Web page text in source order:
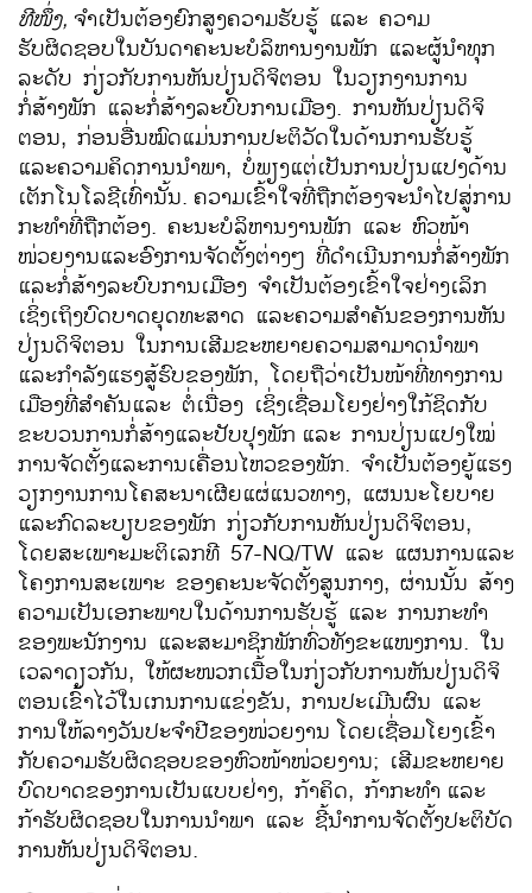
ທີໜຶ່ງ, ຈຳເປັນຕ້ອງຍົກສູງຄວາມຮັບຮູ້ ແລະ ຄວາມ
ຮັບຜິດຊອບໃນບັນດາຄະນະບໍລິຫານງານພັກ ແລະຜູ້ນຳທຸກ
ລະດັບ ກ່ຽວກັບການຫັນປ່ຽນດິຈິຕອນ ໃນວຽກງານການ
ກໍ່ສ້າງພັກ ແລະກໍ່ສ້າງລະບົບການເມືອງ. ການຫັນປ່ຽນດິຈິ
ຕອນ, ກ່ອນອື່ນໝົດແມ່ນການປະຕິວັດໃນດ້ານການຮັບຮູ້
ແລະຄວາມຄິດການນຳພາ, ບໍ່ພຽງແຕ່ເປັນການປ່ຽນແປງດ້ານ
ເຕັກໂນໂລຊີເທົ່ານັ້ນ. ຄວາມເຂົ້າໃຈທີ່ຖືກຕ້ອງຈະນຳໄປສູ່ການ
ກະທຳທີ່ຖືກຕ້ອງ. ຄະນະບໍລິຫານງານພັກ ແລະ ຫົວໜ້າ
ໜ່ວຍງານແລະອົງການຈັດຕັ້ງຕ່າງໆ ທີ່ດຳເນີນການກໍ່ສ້າງພັກ
ແລະກໍ່ສ້າງລະບົບການເມືອງ ຈຳເປັນຕ້ອງເຂົ້າໃຈຢ່າງເລິກ
ເຊິ່ງເຖິງບົດບາດຍຸດທະສາດ ແລະຄວາມສຳຄັນຂອງການຫັນ
ປ່ຽນດິຈິຕອນ ໃນການເສີມຂະຫຍາຍຄວາມສາມາດນຳພາ
ແລະກຳລັງແຮງສູ້ຮົບຂອງພັກ, ໂດຍຖືວ່າເປັນໜ້າທີ່ທາງການ
ເມືອງທີ່ສຳຄັນແລະ ຕໍ່ເນື່ອງ ເຊິ່ງເຊື່ອມໂຍງຢ່າງໃກ້ຊິດກັບ
ຂະບວນການກໍ່ສ້າງແລະປັບປຸງພັກ ແລະ ການປ່ຽນແປງໃໝ່
ການຈັດຕັ້ງແລະການເຄື່ອນໄຫວຂອງພັກ. ຈຳເປັນຕ້ອງຍູ້ແຮງ
ວຽກງານການໂຄສະນາເຜີຍແຜ່ແນວທາງ, ແຜນນະໂຍບາຍ
ແລະກົດລະບຽບຂອງພັກ ກ່ຽວກັບການຫັນປ່ຽນດິຈິຕອນ,
ໂດຍສະເພາະມະຕິເລກທີ 57-NQ/TW ແລະ ແຜນການແລະ
ໂຄງການສະເພາະ ຂອງຄະນະຈັດຕັ້ງສູນກາງ, ຜ່ານນັ້ນ ສ້າງ
ຄວາມເປັນເອກະພາບໃນດ້ານການຮັບຮູ້ ແລະ ການກະທຳ
ຂອງພະນັກງານ ແລະສະມາຊິກພັກທົ່ວທັງຂະແໜງການ. ໃນ
ເວລາດຽວກັນ, ໃຫ້ຜະໜວກເນື້ອໃນກ່ຽວກັບການຫັນປ່ຽນດິຈິ
ຕອນເຂົ້າໄວ້ໃນເກນການແຂ່ງຂັນ, ການປະເມີນຜົນ ແລະ
ການໃຫ້ລາງວັນປະຈຳປີຂອງໜ່ວຍງານ ໂດຍເຊື່ອມໂຍງເຂົ້າ
ກັບຄວາມຮັບຜິດຊອບຂອງຫົວໜ້າໜ່ວຍງານ; ເສີມຂະຫຍາຍ
ບົດບາດຂອງການເປັນແບບຢ່າງ, ກ້າຄິດ, ກ້າກະທຳ ແລະ
ກ້າຮັບຜິດຊອບໃນການນຳພາ ແລະ ຊີ້ນຳການຈັດຕັ້ງປະຕິບັດ
ການຫັນປ່ຽນດິຈິຕອນ.